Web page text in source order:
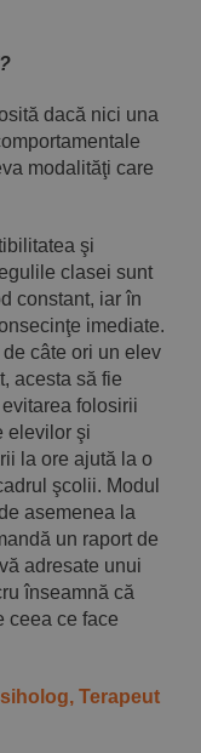
dacă nici una
modalităţi care
şi
clasei sunt
constant, iar în
imediate.
câte ori un elev
acesta să fie
folosirii
elevilor şi
la ore ajută la o
şcolii. Modul
asemenea la
un raport de
adresate unui
înseamnă că
ceea ce face
Terapeut